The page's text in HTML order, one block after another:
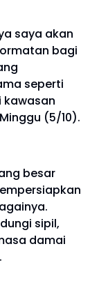
saya akan
bagi
seperti
kawasan
(5/10).
besar
sipil,
damai